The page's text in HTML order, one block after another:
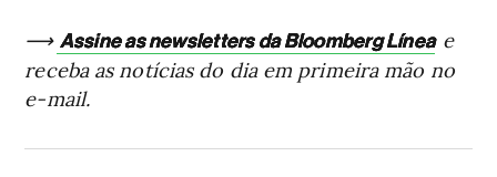
⟶ Assine as newsletters da Bloomberg Línea e
receba as notícias do dia em primeira mão no
e-mail.